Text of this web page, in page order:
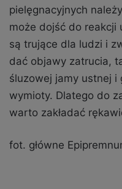
pielęgnacyjnych
może dojść do reakcji
są trujące dla ludzi i
dać objawy zatrucia,
śluzowej jamy ustnej i
wymioty. Dlatego do
warto zakładać
fot. główne